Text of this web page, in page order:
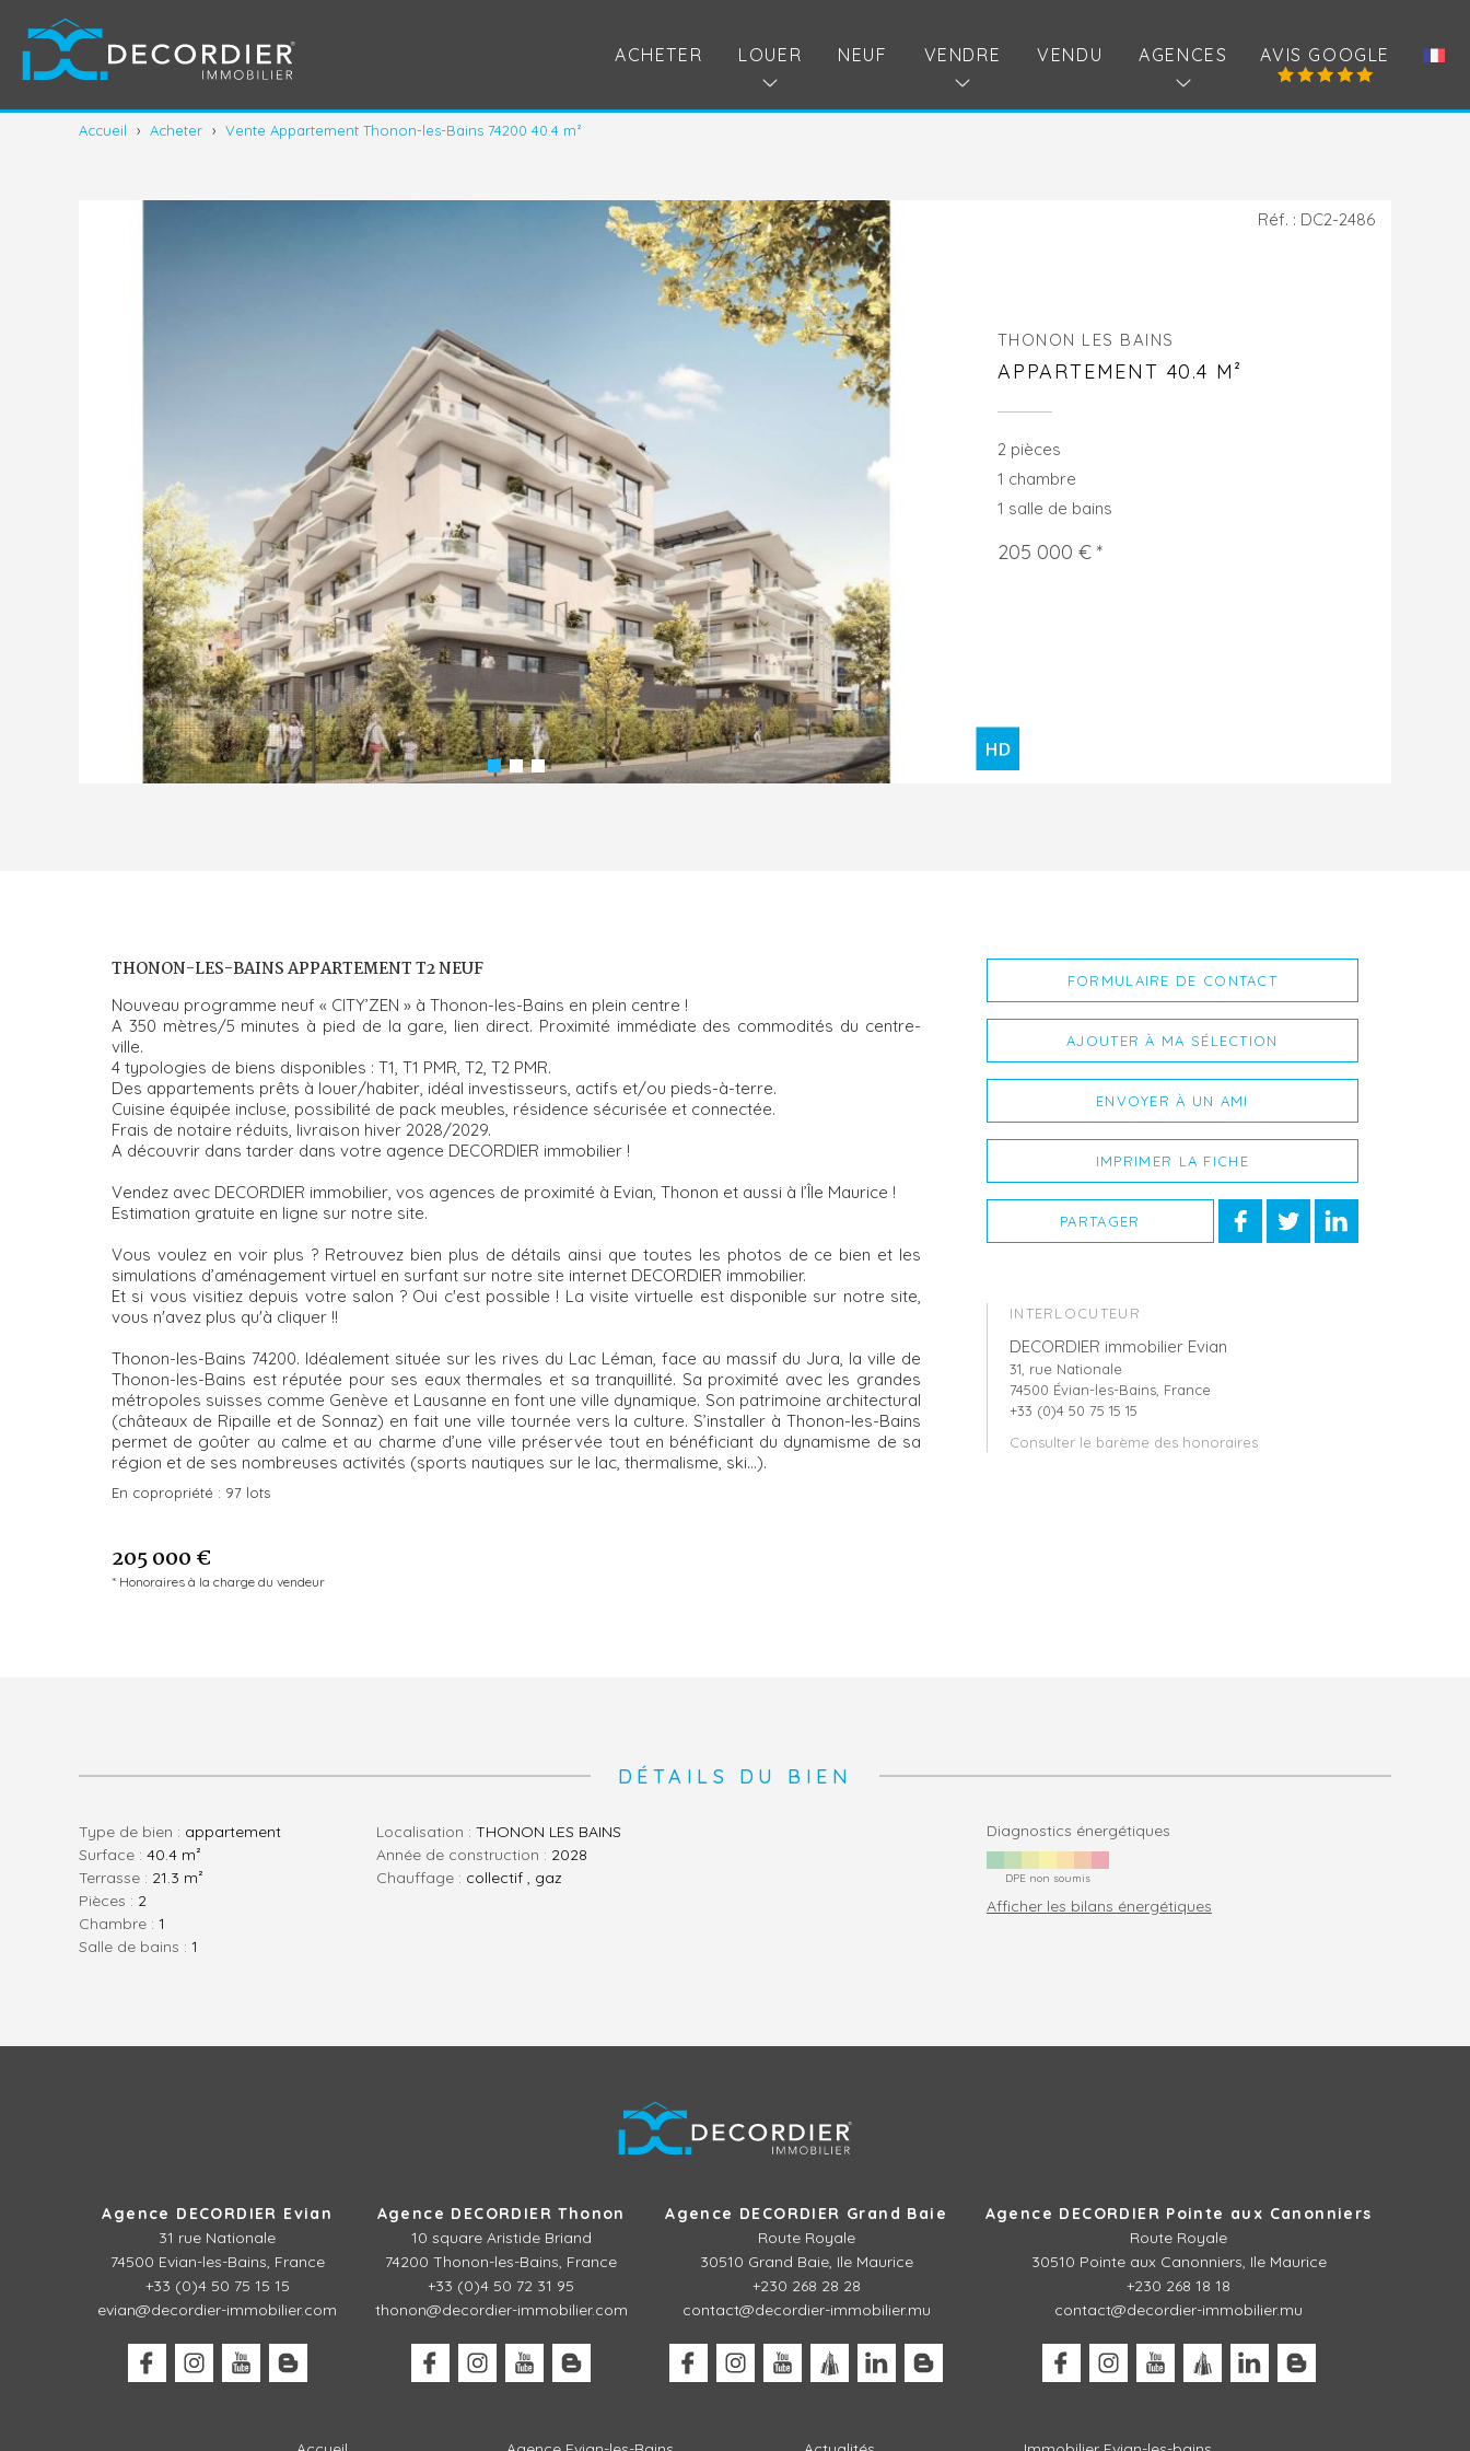
AVIS GOOGLE
ACHETER LOUER NEUF VENDRE VENDU AGENCES
Accueil › Acheter › Vente Appartement Thonon-les-Bains 74200 40.4 m²
THONON LES BAINS
APPARTEMENT 40.4 M²
2 pièces
1 chambre
1 salle de bains
205 000 € *
Réf. : DC2-2486
THONON-LES-BAINS APPARTEMENT T2 NEUF
Nouveau programme neuf « CITY’ZEN » à Thonon-les-Bains en plein centre !
A 350 mètres/5 minutes à pied de la gare, lien direct. Proximité immédiate des commodités du centre-
ville.
4 typologies de biens disponibles : T1, T1 PMR, T2, T2 PMR.
Des appartements prêts à louer/habiter, idéal investisseurs, actifs et/ou pieds-à-terre.
Cuisine équipée incluse, possibilité de pack meubles, résidence sécurisée et connectée.
Frais de notaire réduits, livraison hiver 2028/2029.
A découvrir dans tarder dans votre agence DECORDIER immobilier !
Vendez avec DECORDIER immobilier, vos agences de proximité à Evian, Thonon et aussi à l’Île Maurice !
Estimation gratuite en ligne sur notre site.
Vous voulez en voir plus ? Retrouvez bien plus de détails ainsi que toutes les photos de ce bien et les
simulations d’aménagement virtuel en surfant sur notre site internet DECORDIER immobilier.
Et si vous visitiez depuis votre salon ? Oui c'est possible ! La visite virtuelle est disponible sur notre site,
vous n'avez plus qu'à cliquer !!
Thonon-les-Bains 74200. Idéalement située sur les rives du Lac Léman, face au massif du Jura, la ville de
Thonon-les-Bains est réputée pour ses eaux thermales et sa tranquillité. Sa proximité avec les grandes
métropoles suisses comme Genève et Lausanne en font une ville dynamique. Son patrimoine architectural
(châteaux de Ripaille et de Sonnaz) en fait une ville tournée vers la culture. S’installer à Thonon-les-Bains
permet de goûter au calme et au charme d’une ville préservée tout en bénéficiant du dynamisme de sa
région et de ses nombreuses activités (sports nautiques sur le lac, thermalisme, ski...).
En copropriété : 97 lots
205 000 €
* Honoraires à la charge du vendeur
FORMULAIRE DE CONTACT
AJOUTER À MA SÉLECTION
ENVOYER À UN AMI
IMPRIMER LA FICHE
PARTAGER
INTERLOCUTEUR
DECORDIER immobilier Evian
31, rue Nationale
74500 Évian-les-Bains, France
+33 (0)4 50 75 15 15
Consulter le barème des honoraires
DÉTAILS DU BIEN
Type de bien : appartement
Surface : 40.4 m²
Terrasse : 21.3 m²
pièces : 2
chambre : 1
salle de bains : 1
Localisation : THONON LES BAINS
Année de construction : 2028
Chauffage : collectif , gaz
Diagnostics énergétiques
DPE non soumis
Afficher les bilans énergétiques
Agence DECORDIER Evian
31 rue Nationale
74500 Evian-les-Bains, France
+33 (0)4 50 75 15 15
evian@decordier-immobilier.com
Agence DECORDIER Thonon
10 square Aristide Briand
74200 Thonon-les-Bains, France
+33 (0)4 50 72 31 95
thonon@decordier-immobilier.com
Agence DECORDIER Grand Baie
Route Royale
30510 Grand Baie, Ile Maurice
+230 268 28 28
contact@decordier-immobilier.mu
Agence DECORDIER Pointe aux Canonniers
Route Royale
30510 Pointe aux Canonniers, Ile Maurice
+230 268 18 18
contact@decordier-immobilier.mu